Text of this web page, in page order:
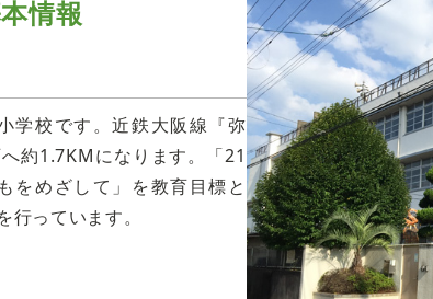
情報
学校です。近鉄大阪線『弥
約1.7KMになります。「21
をめざして」を教育目標と
っています。